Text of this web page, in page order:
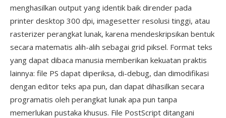
menghasilkan output yang identik baik dirender pada
printer desktop 300 dpi, imagesetter resolusi tinggi, atau
rasterizer perangkat lunak, karena mendeskripsikan bentuk
secara matematis alih-alih sebagai grid piksel. Format teks
yang dapat dibaca manusia memberikan kekuatan praktis
lainnya: file PS dapat diperiksa, di-debug, dan dimodifikasi
dengan editor teks apa pun, dan dapat dihasilkan secara
programatis oleh perangkat lunak apa pun tanpa
memerlukan pustaka khusus. File PostScript ditangani